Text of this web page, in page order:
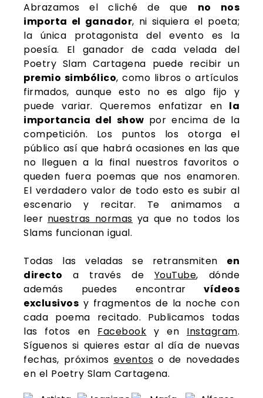
Abrazamos el cliché de que no nos
importa el ganador, ni siquiera el poeta;
la única protagonista del evento es la
poesía. El ganador de cada velada del
Poetry Slam Cartagena puede recibir un
premio simbólico, como libros o artículos
firmados, aunque esto no es algo fijo y
puede variar. Queremos enfatizar en la
importancia del show por encima de la
competición. Los puntos los otorga el
público así que habrá ocasiones en las que
no lleguen a la final nuestros favoritos o
queden fuera poemas que nos enamoren.
El verdadero valor de todo esto es subir al
escenario y recitar. Te animamos a
leer nuestras normas ya que no todos los
Slams funcionan igual.
Todas las veladas se retransmiten en
directo a través de YouTube, dónde
además puedes encontrar vídeos
exclusivos y fragmentos de la noche con
cada poema recitado. Publicamos todas
las fotos en
Facebook y en Instagram.
Síguenos si quieres estar al día de nuevas
fechas, próximos eventos o de novedades
en el Poetry Slam Cartagena.